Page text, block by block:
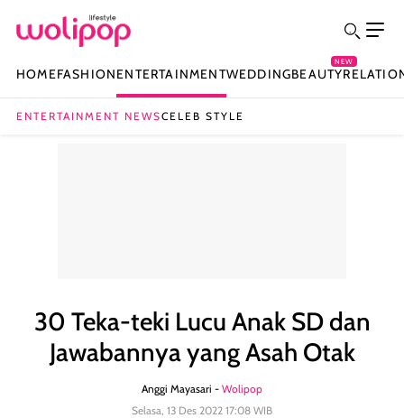
HOMEFASHIONENTERTAINMENTWEDDINGBEAUTY
NEW
ENTERTAINMENT NEWSCELEB STYLE
30 Teka-teki Lucu Anak SD dan
Jawabannya yang Asah Otak
Anggi Mayasari - Wolipop
Selasa, 13 Des 2022 17:08 WIB